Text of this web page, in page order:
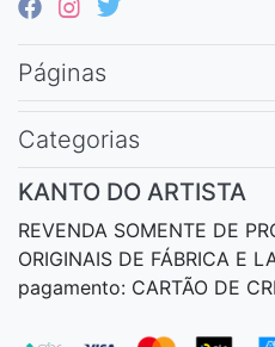
Páginas
Categorias
KANTO DO ARTISTA
REVENDA SOMENTE DE
ORIGINAIS DE FÁBRICA E
pagamento: CARTÃO DE